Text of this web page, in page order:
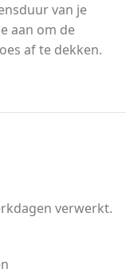
van je
aan om de
af te dekken.
verwerkt.